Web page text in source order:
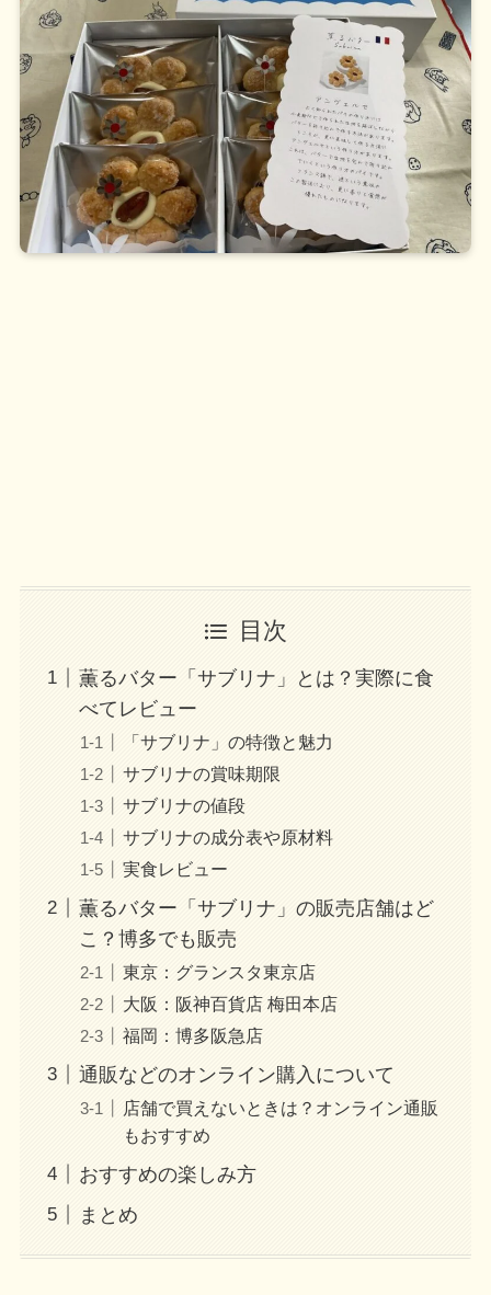
目次
薫るバター「サブリナ」とは？実際に食
べてレビュー
「サブリナ」の特徴と魅力
サブリナの賞味期限
サブリナの値段
サブリナの成分表や原材料
実食レビュー
薫るバター「サブリナ」の販売店舗はど
こ？博多でも販売
東京：グランスタ東京店
大阪：阪神百貨店 梅田本店
福岡：博多阪急店
通販などのオンライン購入について
店舗で買えないときは？オンライン通販
もおすすめ
おすすめの楽しみ方
まとめ